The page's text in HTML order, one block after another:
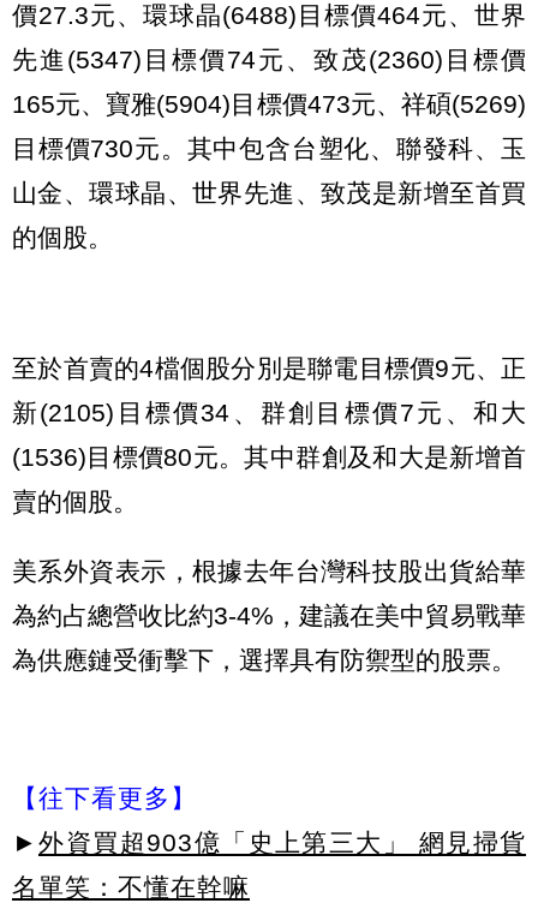
價27.3元、環球晶(6488)目標價464元、世界
先進(5347)目標價74元、致茂(2360)目標價
165元、寶雅(5904)目標價473元、祥碩(5269)
目標價730元。其中包含台塑化、聯發科、玉
山金、環球晶、世界先進、致茂是新增至首買
的個股。
至於首賣的4檔個股分別是聯電目標價9元、正
新(2105)目標價34、群創目標價7元、和大
(1536)目標價80元。其中群創及和大是新增首
賣的個股。
美系外資表示，根據去年台灣科技股出貨給華
為約占總營收比約3-4%，建議在美中貿易戰華
為供應鏈受衝擊下，選擇具有防禦型的股票。
【往下看更多】
► 外資買超903億「史上第三大」 網見掃貨
名單笑：不懂在幹嘛